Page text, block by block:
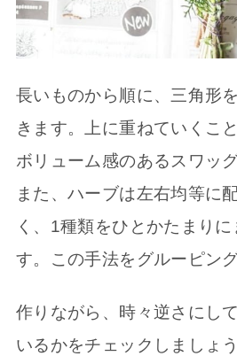
長いものから順に、三角形
きます。上に重ねていくこ
ボリューム感のあるスワッ
また、ハーブは左右均等に
く、1種類をひとかたまり
す。この手法をグルーピン
作りながら、時々逆さにし
いるかをチェックしましょう